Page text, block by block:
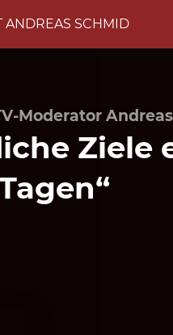
ANDREAS SCHMID
Moderator
Ziele